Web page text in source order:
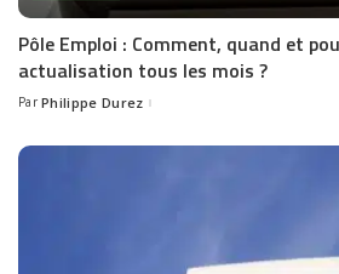
Pôle Emploi : Comment, quand et
actualisation tous les mois ?
Posted
Par Philippe Durez